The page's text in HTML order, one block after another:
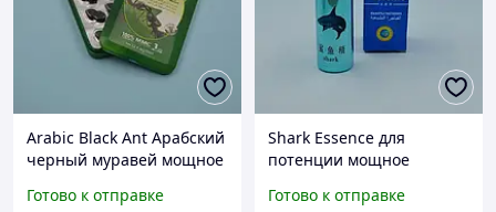
Arabic Black Ant Арабский
черный муравей мощное
для потенции секса
Готово к отправке
Shark Essence для
потенции мощное
натуральные
Готово к отправке